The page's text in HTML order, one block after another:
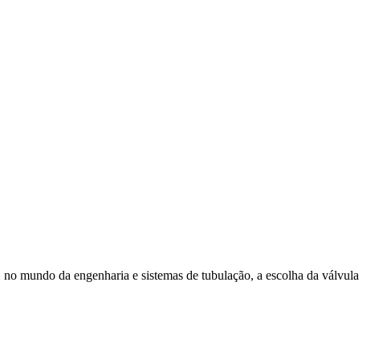
mundo da engenharia e sistemas de tubulação, a escolha da válvula